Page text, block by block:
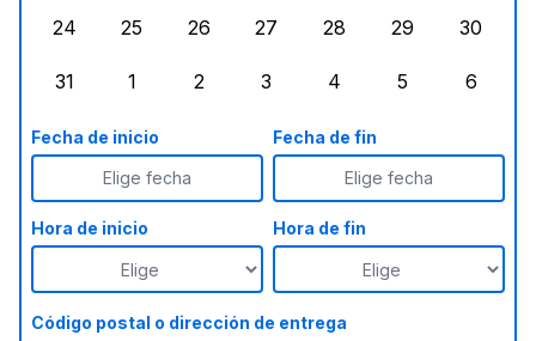
24
25
26
27
28
29
30
31
1
2
3
4
5
6
Fecha de inicio
Elige fecha
Fecha de fin
Elige fecha
Hora de inicio Hora de fin
Código postal o dirección de entrega